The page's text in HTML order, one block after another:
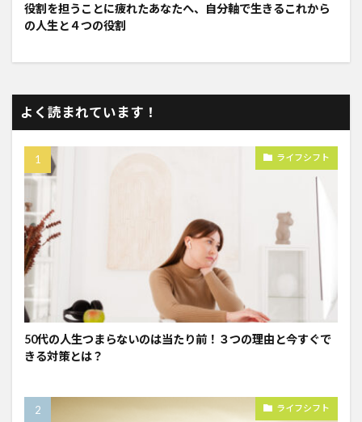
役割を担うことに疲れたあなたへ、自分軸で生きるこれから
の人生と４つの役割
よく読まれています！
ライフシフト
50代の人生つまらないのは当たり前！３つの理由と今すぐで
きる対策とは？
ライフシフト